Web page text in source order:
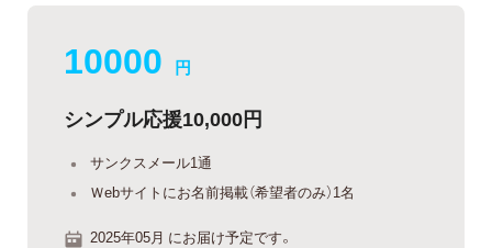
10000 円
シンプル応援10,000円
サンクスメール1通
Ｗebサイトにお名前掲載（希望者のみ）1名
2025年05月 にお届け予定です。